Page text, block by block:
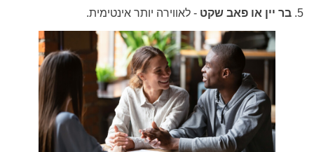
5. בר יין או פאב שקט - לאווירה יותר אינטימית.